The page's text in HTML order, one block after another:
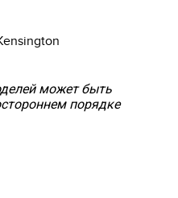
может быть
порядке